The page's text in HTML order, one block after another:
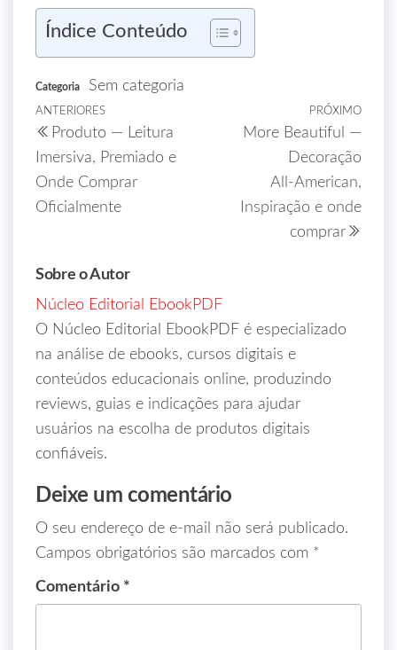
Índice Conteúdo
Categoria Sem categoria
ANTERIORES
Produto — Leitura
Imersiva, Premiado e
Onde Comprar
Oficialmente
PRÓXIMO
More Beautiful —
Decoração
All‑American,
Inspiração e onde
comprar
Sobre o Autor
Núcleo Editorial EbookPDF
O Núcleo Editorial EbookPDF é especializado
na análise de ebooks, cursos digitais e
conteúdos educacionais online, produzindo
reviews, guias e indicações para ajudar
usuários na escolha de produtos digitais
confiáveis.
Deixe um comentário
O seu endereço de e-mail não será publicado.
Campos obrigatórios são marcados com *
Comentário *